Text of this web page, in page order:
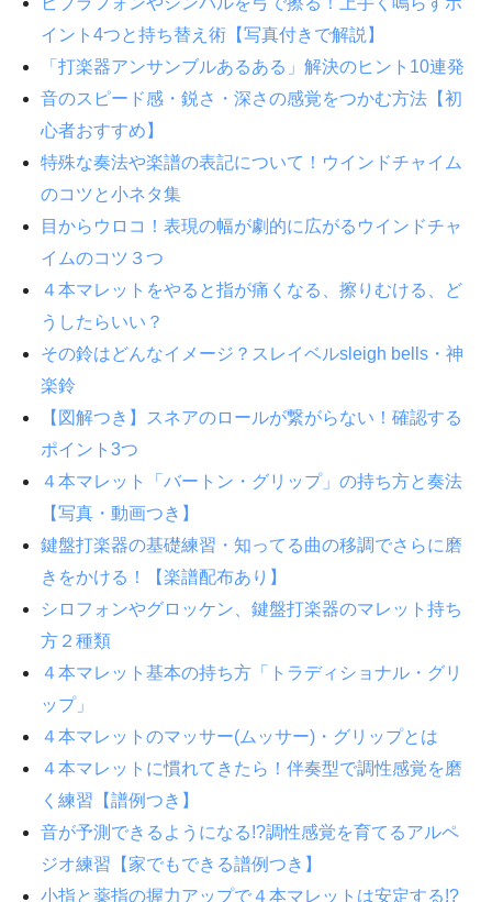
イント4つと持ち替え術【写真付きで解説】
「打楽器アンサンブルあるある」解決のヒント10連発
音のスピード感・鋭さ・深さの感覚をつかむ方法【初
心者おすすめ】
特殊な奏法や楽譜の表記について！ウインドチャイム
のコツと小ネタ集
目からウロコ！表現の幅が劇的に広がるウインドチャ
イムのコツ３つ
４本マレットをやると指が痛くなる、擦りむける、ど
うしたらいい？
その鈴はどんなイメージ？スレイベルsleigh bells・神
楽鈴
【図解つき】スネアのロールが繋がらない！確認する
ポイント3つ
４本マレット「バートン・グリップ」の持ち方と奏法
【写真・動画つき】
鍵盤打楽器の基礎練習・知ってる曲の移調でさらに磨
きをかける！【楽譜配布あり】
シロフォンやグロッケン、鍵盤打楽器のマレット持ち
方２種類
４本マレット基本の持ち方「トラディショナル・グリ
ップ」
４本マレットのマッサー(ムッサー)・グリップとは
４本マレットに慣れてきたら！伴奏型で調性感覚を磨
く練習【譜例つき】
音が予測できるようになる!?調性感覚を育てるアルペ
ジオ練習【家でもできる譜例つき】
小指と薬指の握力アップで４本マレットは安定する!?